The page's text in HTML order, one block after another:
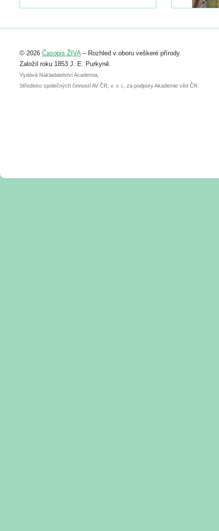
Registrovat se můžete do 6. září.
abstraktu přihlášené přednášky nebo
posteru je už 30. června.
© 2026 Časopis ŽIVA– Rozhled v oboru veškeré přírody.
Založil roku 1853 J. E. Purkyně.
Vydává Nakladatelství Academia,
Středisko společných činností AV ČR, v. v. i., za podpory Akademie věd ČR.